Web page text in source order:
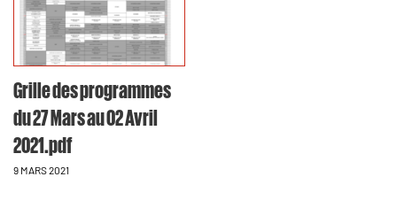
Grille des programmes
du 27 Mars au 02 Avril
2021.pdf
9 MARS 2021